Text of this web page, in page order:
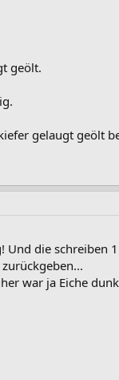
geölt.
gelaugt geölt
die schreiben
war ja Eiche